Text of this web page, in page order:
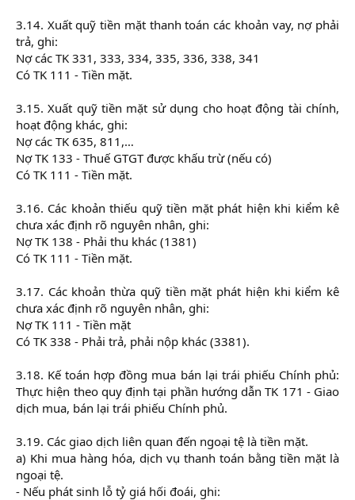
3.14. Xuất quỹ tiền mặt thanh toán các khoản vay, nợ phải
trả, ghi:
Nợ các TK 331, 333, 334, 335, 336, 338, 341
Có TK 111 - Tiền mặt.
3.15. Xuất quỹ tiền mặt sử dụng cho hoạt động tài chính,
hoạt động khác, ghi:
Nợ các TK 635, 811,…
Nợ TK 133 - Thuế GTGT được khấu trừ (nếu có)
Có TK 111 - Tiền mặt.
3.16. Các khoản thiếu quỹ tiền mặt phát hiện khi kiểm kê
chưa xác định rõ nguyên nhân, ghi:
Nợ TK 138 - Phải thu khác (1381)
Có TK 111 - Tiền mặt.
3.17. Các khoản thừa quỹ tiền mặt phát hiện khi kiểm kê
chưa xác định rõ nguyên nhân, ghi:
Nợ TK 111 - Tiền mặt
Có TK 338 - Phải trả, phải nộp khác (3381).
3.18. Kế toán hợp đồng mua bán lại trái phiếu Chính phủ:
Thực hiện theo quy định tại phần hướng dẫn TK 171 - Giao
dịch mua, bán lại trái phiếu Chính phủ.
3.19. Các giao dịch liên quan đến ngoại tệ là tiền mặt.
a) Khi mua hàng hóa, dịch vụ thanh toán bằng tiền mặt là
ngoại tệ.
- Nếu phát sinh lỗ tỷ giá hối đoái, ghi: